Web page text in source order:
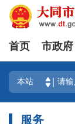
首页 市政府
本站
服务